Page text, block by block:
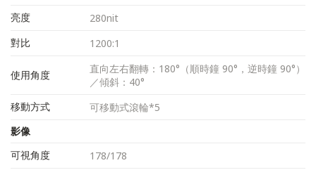
亮度
280nit
對比
1200:1
使用角度
直向左右翻轉：180°（順時鐘 90°，逆時鐘 90°）
／傾斜：40°
移動方式
可移動式滾輪*5
影像
可視角度
178/178